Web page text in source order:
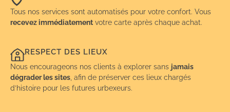
Tous nos services sont automatisés pour votre confort. Vous
recevez immédiatement votre carte après chaque achat.
RESPECT DES LIEUX
Nous encourageons nos clients à explorer sans jamais
dégrader les sites , afin de préserver ces lieux chargés
d’histoire pour les futures urbexeurs.